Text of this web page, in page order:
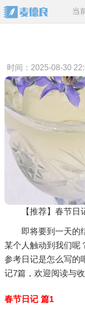
当
记
时间：2025-08-30
【推荐】春节
即将要到一天的
某个人触动到我们呢
参考日记是怎么写的
记7篇，欢迎阅读与收
春节日记 篇1